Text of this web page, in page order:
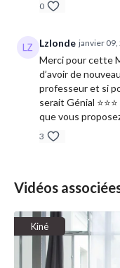
0
Lzlonde janvier 09,
Merci pour cette
d’avoir de
professeur et si
serait Génial
que vous
3
Vidéos
Kiné